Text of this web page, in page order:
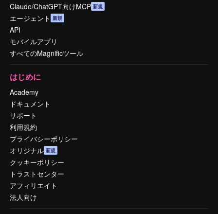
Claude/ChatGPT向けMCP 新規
エージェント 新規
API
モバイルアプリ
すべてのMagnificツール
はじめに
Academy
ドキュメント
サポート
利用規約
プライバシーポリシー
オリジナル 新規
クッキーポリシー
トラストセンター
アフィリエイト
法人向け